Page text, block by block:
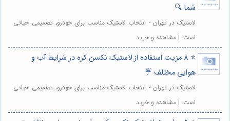
شما 🔍
لاستیک در تهران - انتخاب لاستیک مناسب برای خودرو، تصمیمی حیاتی
است. | مشاهده و خرید
⭐️ 8 مزیت استفاده از لاستیک نکسن کره در شرایط آب و
هوایی مختلف ☔
لاستیک در تهران - انتخاب لاستیک مناسب برای خودرو، تصمیمی حیاتی
است. | مشاهده و خرید